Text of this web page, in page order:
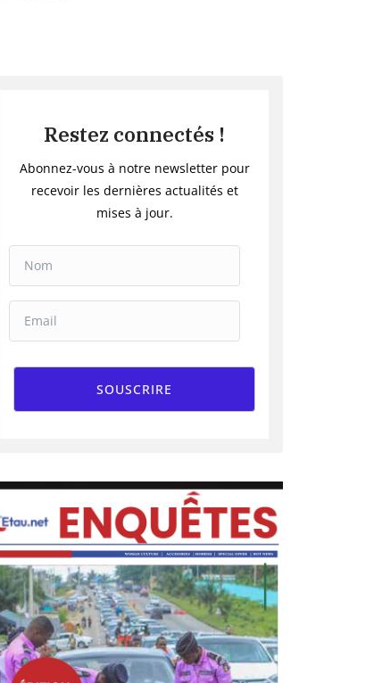
Restez connectés !
Abonnez-vous à notre newsletter pour
recevoir les dernières actualités et
mises à jour.
SOUSCRIRE